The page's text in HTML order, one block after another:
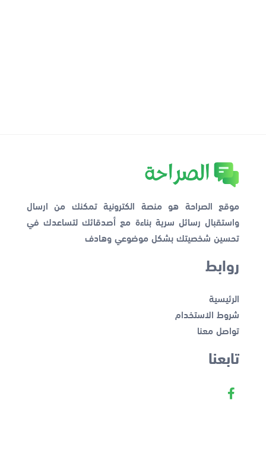
موقع الصراحة هو منصة الكترونية تمكنك من ارسال
واستقبال رسائل سرية بناءة مع أصدقائك لتساعدك في
تحسين شخصيتك بشكل موضوعي وهادف
روابط
الرئيسية
شروط الاستخدام
تواصل معنا
تابعنا